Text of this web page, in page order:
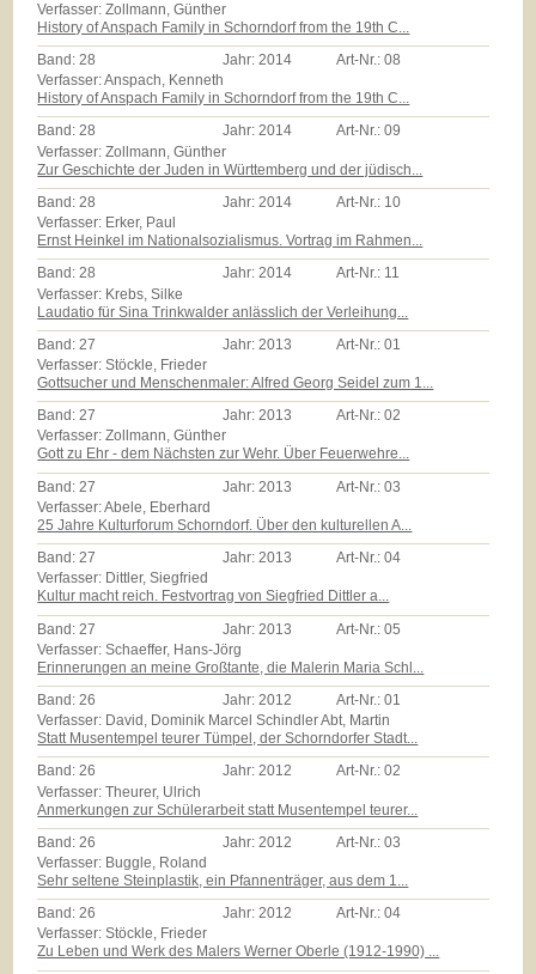
Verfasser: Zollmann, Günther
History of Anspach Family in Schorndorf from the 19th C...
Band:28 Jahr:2014 Art-Nr.:08
Verfasser: Anspach, Kenneth
History of Anspach Family in Schorndorf from the 19th C...
Band:28 Jahr:2014 Art-Nr.:09
Verfasser: Zollmann, Günther
Zur Geschichte der Juden in Württemberg und der jüdisch...
Band:28 Jahr:2014 Art-Nr.: 10
Verfasser: Erker, Paul
Ernst Heinkel im Nationalsozialismus. Vortrag im Rahmen...
Band:28 Jahr:2014 Art-Nr.: 11
Verfasser: Krebs, Silke
Laudatio für Sina Trinkwalder anlässlich der Verleihung...
Band: 27 Jahr: 2013 Art-Nr.:01
Verfasser: Stöckle, Frieder
Gottsucher und Menschenmaler: Alfred Georg Seidel zum 1...
Band:27 Jahr:2013 Art-Nr.:02
Verfasser: Zollmann, Günther
Gott zu Ehr - dem Nächsten zur Wehr. Über Feuerwehre...
Band: 27 Jahr: 2013 Art-Nr.:03
Verfasser: Abele, Eberhard
25 Jahre Kulturforum Schorndorf. Über den kulturellen A...
Band:27 Jahr:2013 Art-Nr.:04
Verfasser: Dittler, Siegfried
Kultur macht reich. Festvortrag von Siegfried Dittler a...
Band: 27 Jahr: 2013 Art-Nr.:05
Verfasser: Schaeffer, Hans-Jörg
Erinnerungen an meine Großtante, die Malerin Maria Schl...
Band:26 Jahr:2012 Art-Nr.:01
Verfasser: David, Dominik Marcel Schindler Abt, Martin
Statt Musentempel teurer Tümpel, der Schorndorfer Stadt...
Band:26 Jahr:2012 Art-Nr.:02
Verfasser: Theurer, Ulrich
Anmerkungen zur Schülerarbeit statt Musentempel teurer...
Band:26 Jahr:2012 Art-Nr.:03
Verfasser: Buggle, Roland
Sehr seltene Steinplastik, ein Pfannenträger, aus dem 1...
Band:26 Jahr:2012 Art-Nr.:04
Verfasser: Stöckle, Frieder
Zu Leben und Werk des Malers Werner Oberle (1912-1990) ...